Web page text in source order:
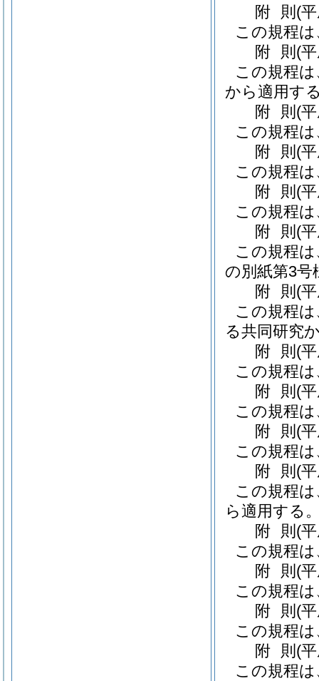
附 則 (
この規程
附 則 (
この規程
から適用す
附 則 (
この規程
附 則 (
この規程
附 則 (
この規程
附 則 (
この規程
の別紙第3号
附 則 (
この規程
る共同研究
附 則 (
この規程
附 則 (
この規程
附 則 (
この規程
附 則 (
この規程
ら適用する
附 則 (
この規程
附 則 (
この規程
附 則 (
この規程
附 則 (
この規程